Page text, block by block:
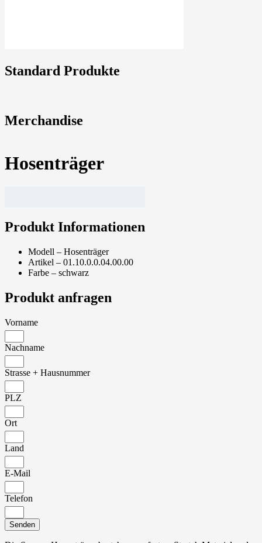
Standard Produkte
Merchandise
Hosenträger
Produkt Informationen
Modell – Hosenträger
Artikel – 01.10.0.0.04.00.00
Farbe – schwarz
Produkt anfragen
Vorname
Nachname
Strasse + Hausnummer
PLZ
Ort
Land
E-Mail
Telefon
Senden